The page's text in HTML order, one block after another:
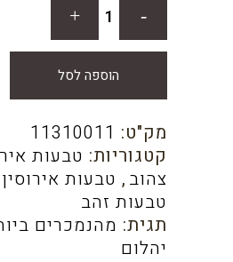
הוספה לסל
מק"ט: 11310011
קטגוריות: טבעות
צהוב , טבעות
טבעות זהב
תגית: מהנמכרים
יהלום